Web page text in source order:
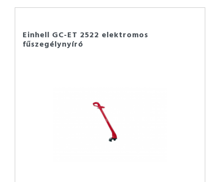
Einhell GC-ET 2522 elektromos
fűszegélynyíró